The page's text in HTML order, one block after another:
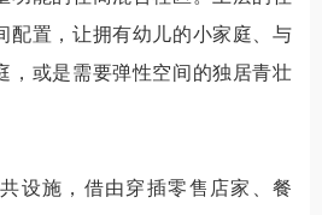
配置，让拥有幼儿的小家庭、与
，或是需要弹性空间的独居青壮
设施，借由穿插零售店家、餐